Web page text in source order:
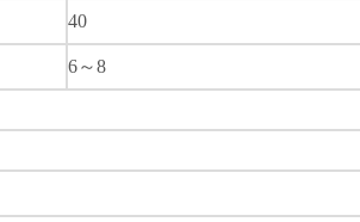
40
6～8